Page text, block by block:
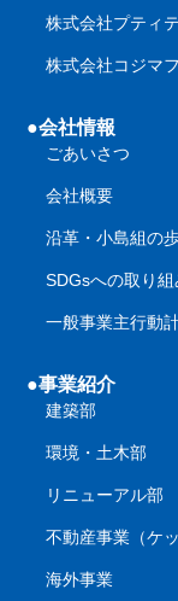
株式会社プティ
株式会社コジマ
●会社情報
ごあいさつ
会社概要
沿革・小島組の
SDGsへの取り組
一般事業主行動
●事業紹介
建築部
環境・土木部
リニューアル部
不動産事業（ケ
海外事業